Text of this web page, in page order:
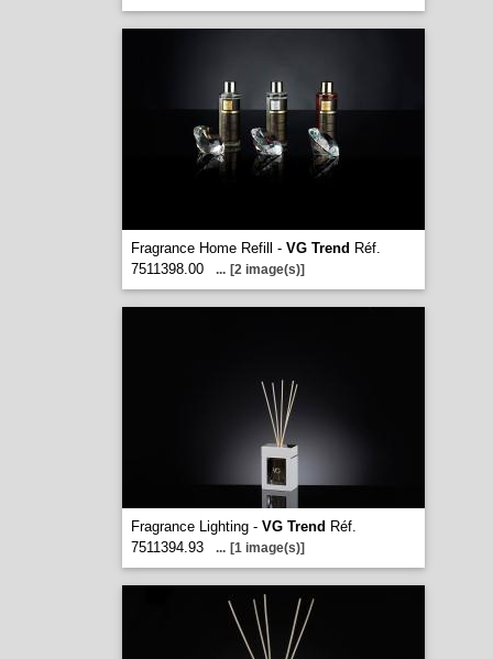
Fragrance Home Refill - VG Trend Réf.
7511398.00
... [2 image(s)]
Fragrance Lighting - VG Trend Réf.
7511394.93
... [1 image(s)]